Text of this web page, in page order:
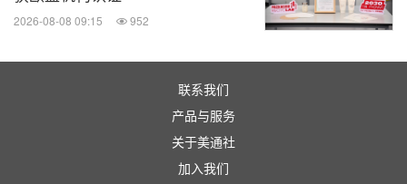
展现其巨大的潜力和价值，成为推动农业可持续发展
的重要力量。在其中，离不开多方力量的参与，共同
为中国农业转型及高质量发展贡献智慧，让再生农业
2026-08-08 09:15 952
联系我们
产品与服务
关于美通社
加入我们